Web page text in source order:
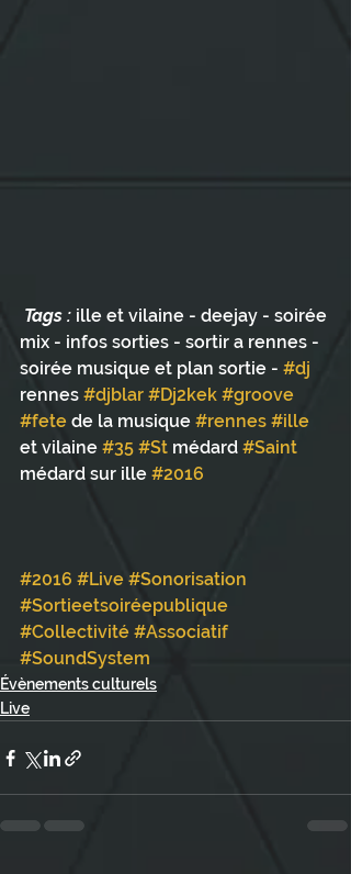
Tags : ille et vilaine - deejay - soirée
mix - infos sorties - sortir a rennes -
soirée musique et plan sortie - #dj
rennes #djblar #Dj2kek #groove
#fete de la musique #rennes #ille
et vilaine #35 #St médard #Saint
médard sur ille #2016
#2016 #Live #Sonorisation
#Sortieetsoiréepublique
#Collectivité #Associatif
#SoundSystem
Évènements culturels
Live